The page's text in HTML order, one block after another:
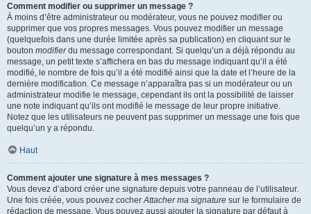
Comment modifier ou supprimer un message ?
À moins d’être administrateur ou modérateur, vous ne pouvez modifier ou
supprimer que vos propres messages. Vous pouvez modifier un message
(quelquefois dans une durée limitée après sa publication) en cliquant sur le
bouton modifierdu message correspondant. Si quelqu’un a déjà répondu au
message, un petit texte s’affichera en bas du message indiquant qu’il a été
modifié, le nombre de fois qu’il a été modifié ainsi que la date et l’heure de la
dernière modification. Ce message n’apparaîtra pas si un modérateur ou un
administrateur modifie le message, cependant ils ont la possibilité de laisser
une note indiquant qu’ils ont modifié le message de leur propre initiative.
Notez que les utilisateurs ne peuvent pas supprimer un message une fois que
quelqu’un y a répondu.
Haut
Comment ajouter une signature à mes messages ?
Vous devez d’abord créer une signature depuis votre panneau de l’utilisateur.
Une fois créée, vous pouvez cocher Attacher ma signature sur le formulaire de
rédaction de message. Vous pouvez aussi ajouter la signature par défaut à